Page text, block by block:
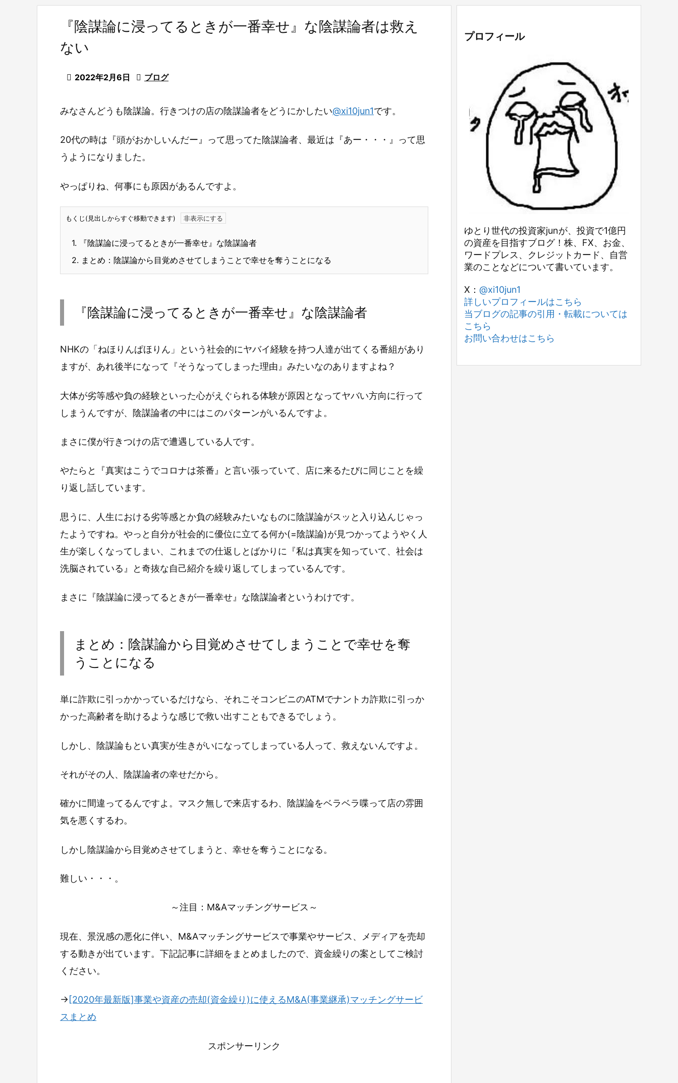
『陰謀論に浸ってるときが一番幸せ』な陰謀論者は救え
ない
 2022年2月6日  ブログ
みなさんどうも陰謀論。行きつけの店の陰謀論者をどうにかしたい@xi10jun1です。
20代の時は『頭がおかしいんだー』って思ってた陰謀論者、最近は『あー・・・』って思
うようになりました。
やっぱりね、何事にも原因があるんですよ。
もくじ(見出しからすぐ移動できます)
1. 『陰謀論に浸ってるときが一番幸せ』な陰謀論者
2. まとめ：陰謀論から目覚めさせてしまうことで幸せを奪うことになる
『陰謀論に浸ってるときが一番幸せ』な陰謀論者
NHKの「ねほりんぱほりん」という社会的にヤバイ経験を持つ人達が出てくる番組があり
ますが、あれ後半になって『そうなってしまった理由』みたいなのありますよね？
大体が劣等感や負の経験といった心がえぐられる体験が原因となってヤバい方向に行って
しまうんですが、陰謀論者の中にはこのパターンがいるんですよ。
まさに僕が行きつけの店で遭遇している人です。
やたらと『真実はこうでコロナは茶番』と言い張っていて、店に来るたびに同じことを繰
り返し話しています。
思うに、人生における劣等感とか負の経験みたいなものに陰謀論がスッと入り込んじゃっ
たようですね。やっと自分が社会的に優位に立てる何か(=陰謀論)が見つかってようやく人
生が楽しくなってしまい、これまでの仕返しとばかりに『私は真実を知っていて、社会は
洗脳されている』と奇抜な自己紹介を繰り返してしまっているんです。
まさに『陰謀論に浸ってるときが一番幸せ』な陰謀論者というわけです。
まとめ：陰謀論から目覚めさせてしまうことで幸せを奪
うことになる
単に詐欺に引っかかっているだけなら、それこそコンビニのATMでナントカ詐欺に引っか
かった高齢者を助けるような感じで救い出すこともできるでしょう。
しかし、陰謀論もとい真実が生きがいになってしまっている人って、救えないんですよ。
それがその人、陰謀論者の幸せだから。
確かに間違ってるんですよ。マスク無しで来店するわ、陰謀論をベラベラ喋って店の雰囲
気を悪くするわ。
しかし陰謀論から目覚めさせてしまうと、幸せを奪うことになる。
難しい・・・。
～注目：M&Aマッチングサービス～
現在、景況感の悪化に伴い、M&Aマッチングサービスで事業やサービス、メディアを売却
する動きが出ています。下記記事に詳細をまとめましたので、資金繰りの案としてご検討
ください。
→[2020年最新版]事業や資産の売却(資金繰り)に使えるM&A(事業継承)マッチングサービ
スまとめ
スポンサーリンク
プロフィール
ゆとり世代の投資家junが、投資で1億円
の資産を目指すブログ！株、FX、お金、
ワードプレス、クレジットカード、自営
業のことなどについて書いています。
X： @xi10jun1
詳しいプロフィールはこちら
当ブログの記事の引用・転載については
こちら
お問い合わせはこちら